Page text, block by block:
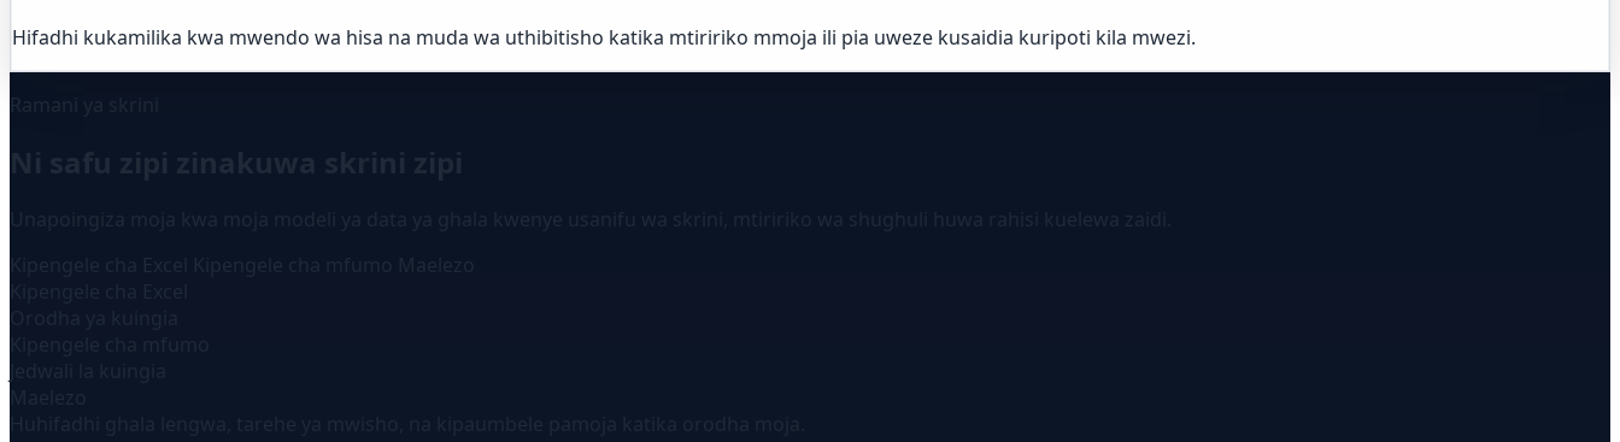
Hifadhi kukamilika kwa mwendo wa hisa na muda wa uthibitisho katika mtiririko mmoja ili pia uweze kusaidia kuripoti kila mwezi.